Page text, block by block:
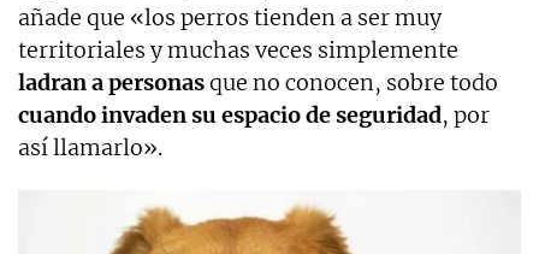
añade que «los perros tienden a ser muy
territoriales y muchas veces simplemente
ladran a personasque no conocen, sobre todo
cuando invaden su espacio de seguridad, por
así llamarlo».